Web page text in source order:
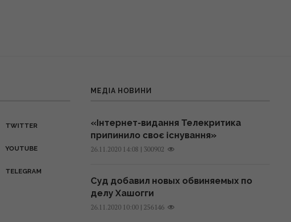
TWITTER
YOUTUBE
TELEGRAM
МЕДІА НОВИНИ
«Інтернет-видання Телекритика
припинило своє існування»
26.11.2020 14:08 | 300902
Суд добавил новых обвиняемых по
делу Хашогги
26.11.2020 10:00| 256146